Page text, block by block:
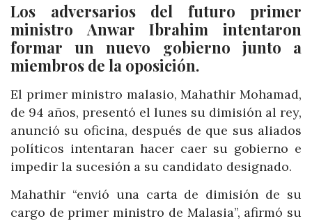
Los adversarios del futuro primer
ministro Anwar Ibrahim intentaron
formar un nuevo gobierno junto a
miembros de la oposición.
El primer ministro malasio, Mahathir Mohamad,
de 94 años, presentó el lunes su dimisión al rey,
anunció su oficina, después de que sus aliados
políticos intentaran hacer caer su gobierno e
impedir la sucesión a su candidato designado.
Mahathir “envió una carta de dimisión de su
cargo de primer ministro de Malasia”, afirmó su